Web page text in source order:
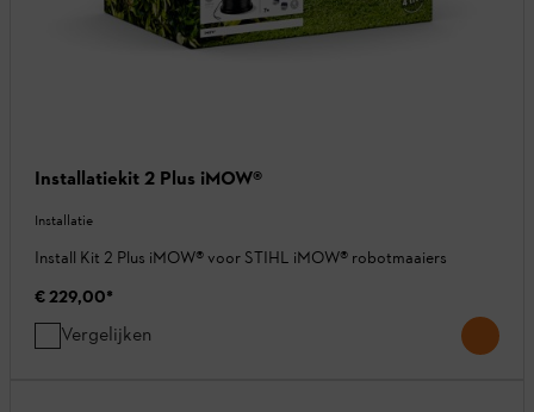
Installatiekit 2 Plus iMOW®
Installatie
Install Kit 2 Plus iMOW® voor STIHL iMOW® robotmaaiers
€ 229,00*
Vergelijken